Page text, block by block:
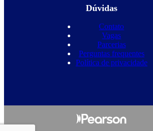
Dúvidas
Contato
Vagas
Parcerias
Perguntas frequentes
Política de privacidade